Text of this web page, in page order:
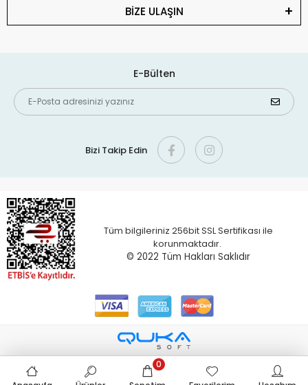
BİZE ULAŞIN
E-Bülten
Bizi Takip Edin
Tüm bilgileriniz 256bit SSL Sertifikası ile
korunmaktadır.
© 2022 Tüm Hakları Saklıdır
0